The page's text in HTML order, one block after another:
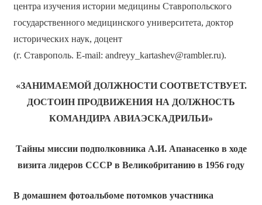
центра изучения истории медицины Ставропольского
государственного медицинского университета, доктор
исторических наук, доцент
(г. Ставрополь. E-mail: andreyy_kartashev@rambler.ru).
«ЗАНИМАЕМОЙ ДОЛЖНОСТИ СООТВЕТСТВУЕТ.
ДОСТОИН ПРОДВИЖЕНИЯ НА ДОЛЖНОСТЬ
КОМАНДИРА АВИАЭСКАДРИЛЬИ»
Тайны миссии подполковника А.И. Апанасенко в ходе
визита лидеров СССР в Великобританию в 1956 году
В домашнем фотоальбоме потомков участника